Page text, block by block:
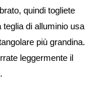
quindi togliete
di alluminio usa
più grandina.
leggermente il